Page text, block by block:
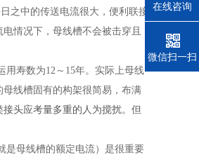
之中的传送电流很大，便利联接
情况下，母线槽不会被击穿且
用寿数为12～15年。实际上母线
线槽固有的构架很简易，布满
头应考量多重的人为搅扰。但
是母线槽的额定电流）是很重要
在线咨询
电话
微信扫一扫